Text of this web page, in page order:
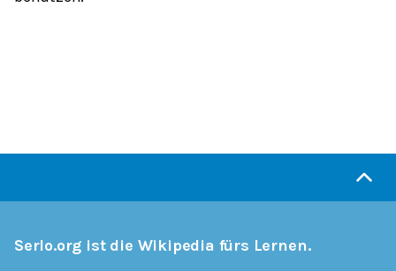
Serlo.org ist die Wikipedia fürs Lernen.